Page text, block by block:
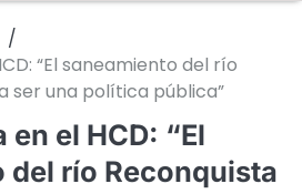
“El saneamiento del río
ser una política pública”
el HCD: “El
del río Reconquista